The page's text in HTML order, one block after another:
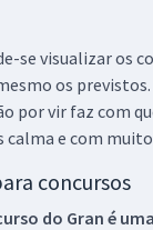
se visualizar os
os
por vir faz com
calma e com
concursos
do Gran é